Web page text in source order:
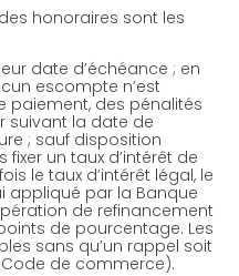
honoraires sont les
date d’échéance ; en
escompte n’est
paiement, des pénalités
suivant la date de
; sauf disposition
un taux d’intérêt de
le taux d’intérêt légal, le
appliqué par la Banque
de refinancement
de pourcentage. Les
sans qu’un rappel soit
Code de commerce).